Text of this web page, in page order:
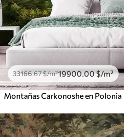
33166.67$/m²19900.00$/m²
Montañas Carkonoshe en Polonia